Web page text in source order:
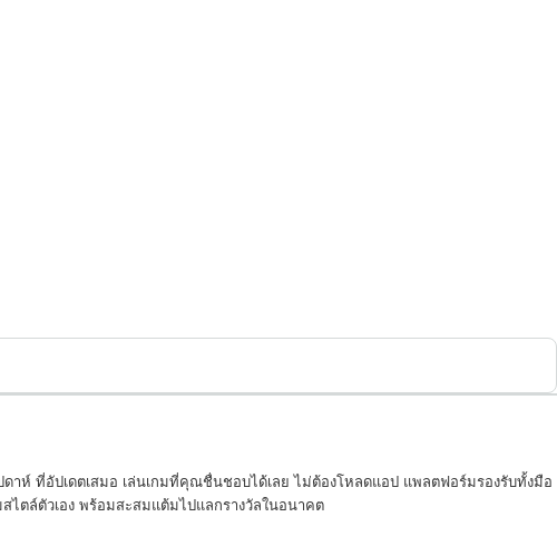
ห์ ที่อัปเดตเสมอ เล่นเกมที่คุณชื่นชอบได้เลย ไม่ต้องโหลดแอป แพลตฟอร์มรองรับทั้งมือ
ตล์ตัวเอง พร้อมสะสมแต้มไปแลกรางวัลในอนาคต